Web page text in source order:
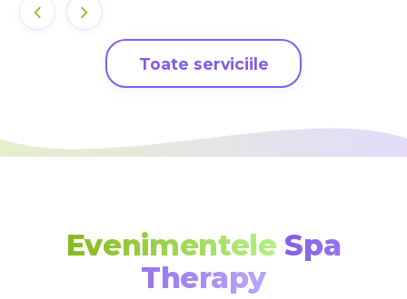
Toate serviciile
Evenimentele Spa
Therapy